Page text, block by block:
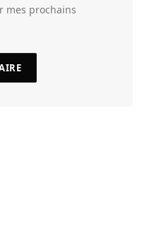
mes prochains